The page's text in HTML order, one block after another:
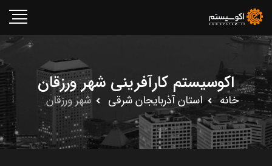
اکوسیستم کارآفرینی شهر ورزقان
خانه استان آذربايجان شرقى شهر ورزقان